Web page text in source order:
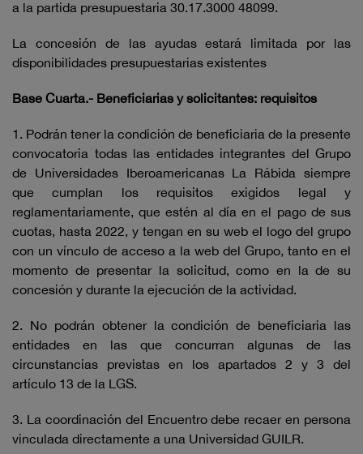
a la partida presupuestaria 30.17.3000 48099.
La concesión de las ayudas estará limitada por las
disponibilidades presupuestarias existentes
Base Cuarta.- Beneficiarias y solicitantes: requisitos
1. Podrán tener la condición de beneficiaria de la presente
convocatoria todas las entidades integrantes del Grupo
de Universidades Iberoamericanas La Rábida siempre
que cumplan los requisitos exigidos legal y
reglamentariamente, que estén al día en el pago de sus
cuotas, hasta 2022, y tengan en su web el logo del grupo
con un vínculo de acceso a la web del Grupo, tanto en el
momento de presentar la solicitud, como en la de su
concesión y durante la ejecución de la actividad.
2. No podrán obtener la condición de beneficiaria las
entidades en las que concurran algunas de las
circunstancias previstas en los apartados 2 y 3 del
artículo 13 de la LGS.
3. La coordinación del Encuentro debe recaer en persona
vinculada directamente a una Universidad GUILR.